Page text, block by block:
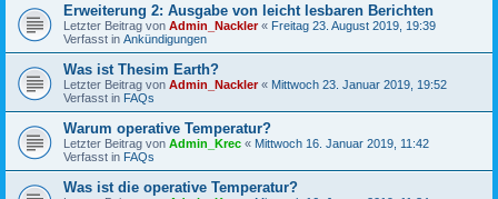
Erweiterung 2: Ausgabe von leicht lesbaren Berichten
Letzter Beitrag von Admin_Nackler« Freitag 23. August 2019, 19:39
Verfasst in Ankündigungen
Was ist Thesim Earth?
Letzter Beitrag von Admin_Nackler« Mittwoch 23. Januar 2019, 19:52
Verfasst in FAQs
Warum operative Temperatur?
Letzter Beitrag von Admin_Krec « Mittwoch 16. Januar 2019, 11:42
Verfasst in FAQs
Was ist die operative Temperatur?